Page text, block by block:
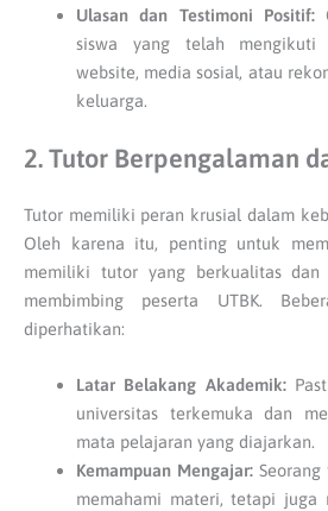
Ulasan dan Testimoni Positif:
siswa yang telah
website, media sosial, atau
keluarga.
2. Tutor Berpengalaman
Tutor memiliki peran krusial dalam
Oleh karena itu, penting untuk
memiliki tutor yang berkualitas dan
membimbing peserta UTBK.
diperhatikan:
Latar Belakang Akademik:
universitas terkemuka dan
mata pelajaran yang diajarkan.
Kemampuan Mengajar:Seorang
memahami materi, tetapi juga